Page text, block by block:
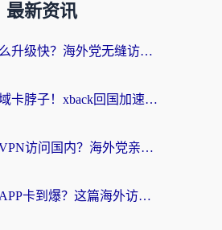
最新资讯
归雁加速器怎么升级快？海外党无缝访问国内资源的全攻略（附免费VPN推荐Dcard热门款）
海外党别被地域卡脖子！xback回国加速器选择全攻略，轻松刷剧玩国服
从印度用什么VPN访问国内？海外党亲测的无缝回国上网指南
海外想刷国内APP卡到爆？这篇海外访问国内服务器加速指南帮你解决所有问题